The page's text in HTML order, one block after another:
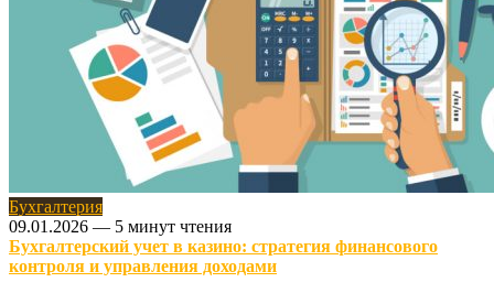
Бухгалтерия
09.01.2026 — 5 минут чтения
Бухгалтерский учет в казино: стратегия финансового
контроля и управления доходами